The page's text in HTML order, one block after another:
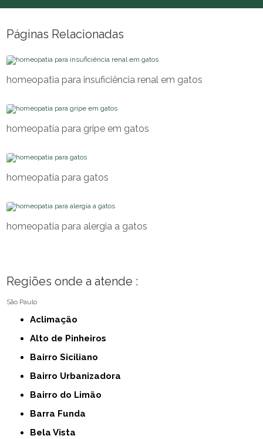
Páginas Relacionadas
homeopatia para insuficiência renal em gatos
homeopatia para gripe em gatos
homeopatia para gatos
homeopatia para alergia a gatos
Regiões onde a atende :
São Paulo
Aclimação
Alto de Pinheiros
Bairro Siciliano
Bairro Urbanizadora
Bairro do Limão
Barra Funda
Bela Vista